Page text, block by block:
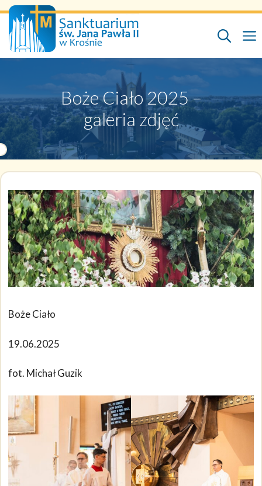
Przejdź
do
treści
Boże Ciało 2025 –
galeria zdjęć
Boże Ciało
19.06.2025
fot. Michał Guzik